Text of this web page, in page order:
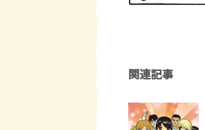
関連記事